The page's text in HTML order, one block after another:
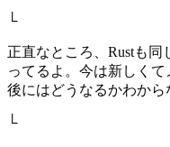
└
正直なところ、Rustも
ってるよ。今は新しく
後にはどうなるかわから
└